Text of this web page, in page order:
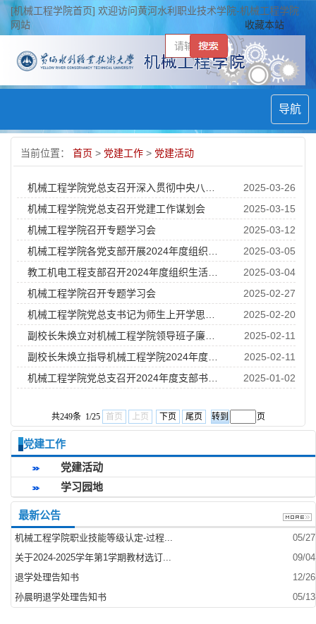
[机械工程学院首页] 欢迎访问黄河水利职业技术学院-机械工程学院
网站
收藏本站
导航
当前位置： 首页 > 党建工作 > 党建活动
2025-03-26
机械工程学院党总支召开深入贯彻中央八项规定精神学习教育工作动员会
2025-03-15
机械工程学院党总支召开党建工作谋划会
2025-03-12
机械工程学院召开专题学习会
2025-03-05
机械工程学院各党支部开展2024年度组织生活会和民主评议党员会
2025-03-04
教工机电工程支部召开2024年度组织生活会和民主评议党员大会
2025-02-27
机械工程学院召开专题学习会
2025-02-20
机械工程学院党总支书记为师生上开学思政第一课
2025-02-11
副校长朱焕立对机械工程学院领导班子廉政谈话
2025-02-11
副校长朱焕立指导机械工程学院2024年度领导班子民主生活会
2025-01-02
机械工程学院党总支召开2024年度支部书记抓党建工作述职评议会
共249条 1/25 首页 上页 下页 尾页 页
党建工作
党建活动
学习园地
最新公告
05/27
机械工程学院职业技能等级认定-过程...
09/04
关于2024-2025学年第1学期教材选订...
12/26
退学处理告知书
05/13
孙晨明退学处理告知书